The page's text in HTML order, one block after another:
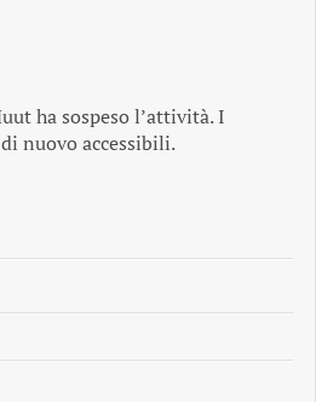
ha sospeso l’attività. I
nuovo accessibili.